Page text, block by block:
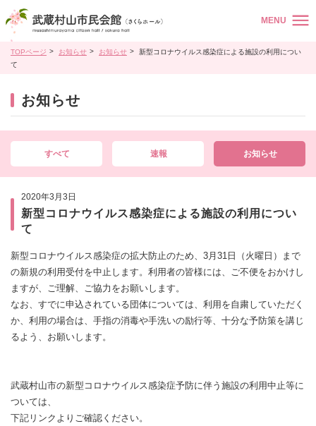
MENU
TOPページ お知らせ お知らせ
新型コロナウイルス感染症による施設の利用につい
て
お知らせ
すべて 速報 お知らせ
2020年3月3日
新型コロナウイルス感染症による施設の利用につい
て
新型コロナウイルス感染症の拡大防止のため、3月31日（火曜日）まで
の新規の利用受付を中止します。利用者の皆様には、ご不便をおかけし
ますが、ご理解、ご協力をお願いします。
なお、すでに申込されている団体については、利用を自粛していただく
か、利用の場合は、手指の消毒や手洗いの励行等、十分な予防策を講じ
るよう、お願いします。
武蔵村山市の新型コロナウイルス感染症予防に伴う施設の利用中止等に
ついては、
下記リンクよりご確認ください。